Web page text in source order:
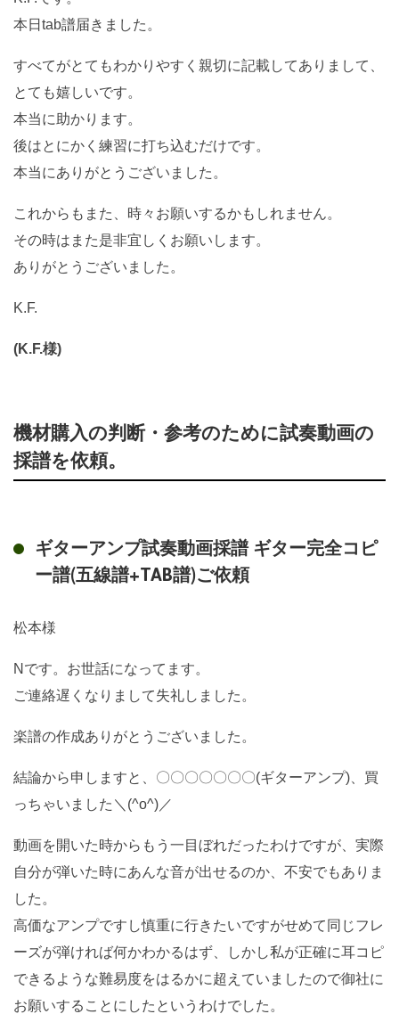
本日tab譜届きました。
すべてがとてもわかりやすく親切に記載してありまして、
とても嬉しいです。
本当に助かります。
後はとにかく練習に打ち込むだけです。
本当にありがとうございました。
これからもまた、時々お願いするかもしれません。
その時はまた是非宜しくお願いします。
ありがとうございました。
K.F.
(K.F.様)
機材購入の判断・参考のために試奏動画の
採譜を依頼。
ギターアンプ試奏動画採譜 ギター完全コピ
ー譜(五線譜+TAB譜)ご依頼
松本様
Nです。お世話になってます。
ご連絡遅くなりまして失礼しました。
楽譜の作成ありがとうございました。
結論から申しますと、〇〇〇〇〇〇〇(ギターアンプ)、買
っちゃいました＼(^o^)／
動画を開いた時からもう一目ぼれだったわけですが、実際
自分が弾いた時にあんな音が出せるのか、不安でもありま
した。
高価なアンプですし慎重に行きたいですがせめて同じフレ
ーズが弾ければ何かわかるはず、しかし私が正確に耳コピ
できるような難易度をはるかに超えていましたので御社に
お願いすることにしたというわけでした。